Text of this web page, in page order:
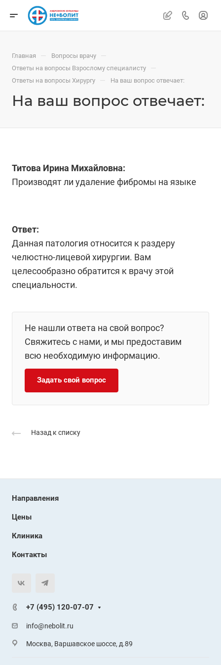
Главная — Вопросы врачу —
Ответы на вопросы Взрослому специалисту —
Ответы на вопросы Хирургу — На ваш вопрос отвечает:
На ваш вопрос отвечает:
Титова Ирина Михайловна:
Производят ли удаление фибромы на языке
Ответ:
Данная патология относится к раздеру
челюстно-лицевой хирургии. Вам
целесообразно обратится к врачу этой
специальности.
Не нашли ответа на свой вопрос?
Свяжитесь с нами, и мы предоставим
всю необходимую информацию.
Задать свой вопрос
Назад к списку
Направления
Цены
Клиника
Контакты
+7 (495) 120-07-07
info@nebolit.ru
Москва, Варшавское шоссе, д.89